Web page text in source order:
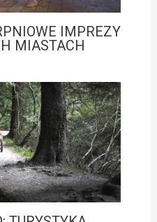
IMPREZY
MIASTACH